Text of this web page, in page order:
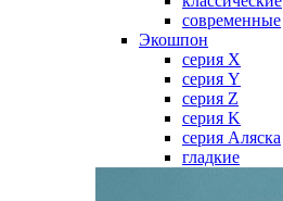
современные
Экошпон
серия X
серия Y
серия Z
серия K
серия Аляска
гладкие